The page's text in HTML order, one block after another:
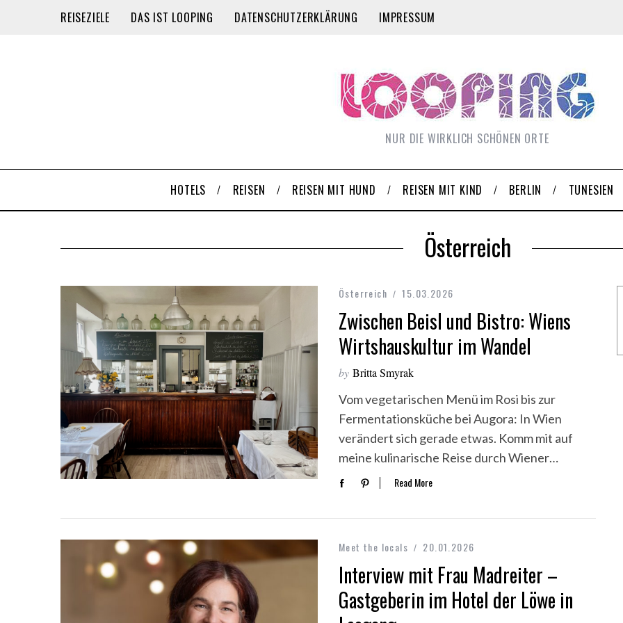
REISEZIELE DAS IST LOOPING DATENSCHUTZERKLÄRUNG IMPRESSUM
NUR DIE WIRKLICH SCHÖNEN ORTE
HOTELS REISEN REISEN MIT HUND REISEN MIT KIND BERLIN TUNESIEN
Österreich
Österreich 15.03.2026
Zwischen Beisl und Bistro: Wiens
Wirtshauskultur im Wandel
by Britta Smyrak
Vom vegetarischen Menü im Rosi bis zur
Fermentationsküche bei Augora: In Wien
verändert sich gerade etwas. Komm mit auf
meine kulinarische Reise durch Wiener…
Read More
Meet the locals 20.01.2026
Interview mit Frau Madreiter –
Gastgeberin im Hotel der Löwe in